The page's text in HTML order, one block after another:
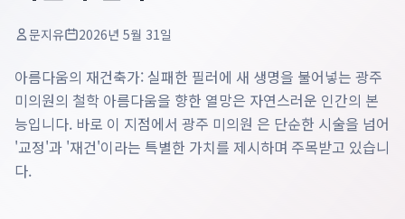
문지유 2026년 5월 31일
아름다움의 재건축가: 실패한 필러에 새 생명을 불어넣는 광주
미의원의 철학 아름다움을 향한 열망은 자연스러운 인간의 본
능입니다. 바로 이 지점에서 광주 미의원 은 단순한 시술을 넘어
'교정'과 '재건'이라는 특별한 가치를 제시하며 주목받고 있습니
다.